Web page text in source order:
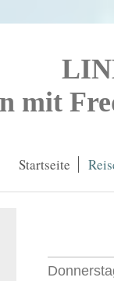
mit
Startseite